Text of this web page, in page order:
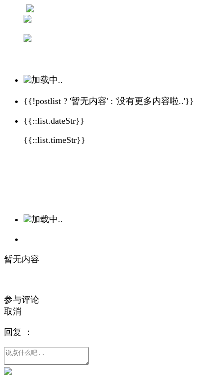
加载中..
{{!postlist ? '暂无内容' : '没有更多内容啦..'}}
{{::list.dateStr}}
{{::list.timeStr}}
加载中..
暂无内容
参与评论
取消
回复 ：